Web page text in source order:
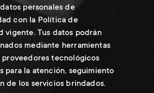
personales de
con la Política de
vigente. Tus datos podrán
mediante herramientas
proveedores tecnológicos
para la atención, seguimiento
de los servicios brindados.